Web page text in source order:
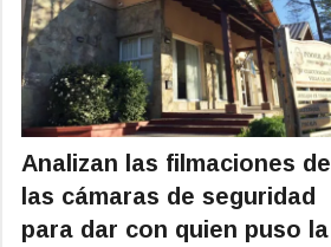
Analizan las filmaciones de
las cámaras de seguridad
para dar con quien puso la